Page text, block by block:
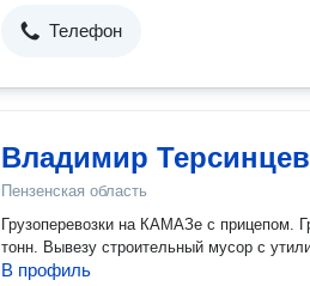
Телефон
Владимир Терсинцев
Пензенская область
Грузоперевозки на КАМАЗе с прицепом.
тонн. Вывезу строительный мусор с
В профиль